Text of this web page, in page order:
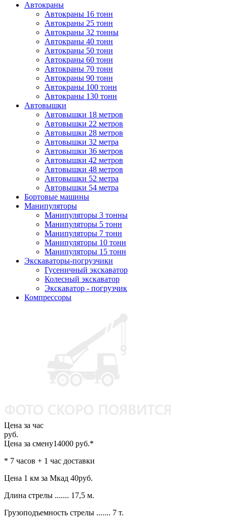
Автокраны
Автокраны 16 тонн
Автокраны 25 тонн
Автокраны 32 тонны
Автокраны 40 тонн
Автокраны 50 тонн
Автокраны 60 тонн
Автокраны 70 тонн
Автокраны 90 тонн
Автокраны 100 тонн
Автокраны 130 тонн
Автовышки
Автовышки 18 метров
Автовышки 22 метров
Автовышки 28 метров
Автовышки 32 метра
Автовышки 36 метров
Автовышки 42 метров
Автовышки 48 метров
Автовышки 52 метра
Автовышки 54 метра
Бортовые машины
Манипуляторы
Манипуляторы 3 тонны
Манипуляторы 5 тонн
Манипуляторы 7 тонн
Манипуляторы 10 тонн
Манипуляторы 15 тонн
Экскаваторы-погрузчики
Гусеничный экскаватор
Колесный экскаватор
Экскаватор - погрузчик
Компрессоры
Цена за час
руб.
Цена за смену14000 руб.*
* 7 часов + 1 час доставки
Цена 1 км за Мкад 40руб.
Длина стрелы ....... 17,5 м.
Грузоподъемность стрелы ....... 7 т.